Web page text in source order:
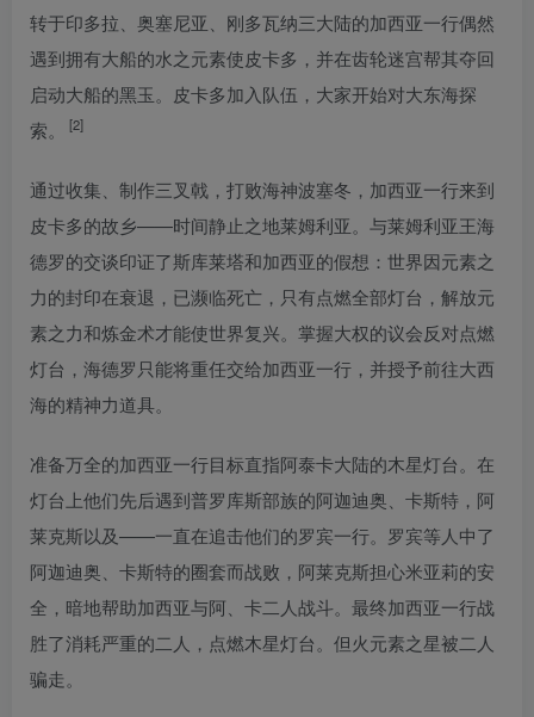
转于印多拉、奥塞尼亚、刚多瓦纳三大陆的加西亚一行偶然
遇到拥有大船的水之元素使皮卡多，并在齿轮迷宫帮其夺回
启动大船的黑玉。皮卡多加入队伍，大家开始对大东海探
索。
[2]
通过收集、制作三叉戟，打败海神波塞冬，加西亚一行来到
皮卡多的故乡——时间静止之地莱姆利亚。与莱姆利亚王海
德罗的交谈印证了斯库莱塔和加西亚的假想：世界因元素之
力的封印在衰退，已濒临死亡，只有点燃全部灯台，解放元
素之力和炼金术才能使世界复兴。掌握大权的议会反对点燃
灯台，海德罗只能将重任交给加西亚一行，并授予前往大西
海的精神力道具。
准备万全的加西亚一行目标直指阿泰卡大陆的木星灯台。在
灯台上他们先后遇到普罗库斯部族的阿迦迪奥、卡斯特，阿
莱克斯以及——一直在追击他们的罗宾一行。罗宾等人中了
阿迦迪奥、卡斯特的圈套而战败，阿莱克斯担心米亚莉的安
全，暗地帮助加西亚与阿、卡二人战斗。最终加西亚一行战
胜了消耗严重的二人，点燃木星灯台。但火元素之星被二人
骗走。